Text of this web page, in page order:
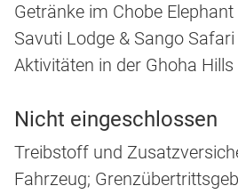
Getränke im Chobe
Savuti Lodge & Sango
Aktivitäten in der Ghoha
Nicht eingeschlossen
Treibstoff und
Fahrzeug;